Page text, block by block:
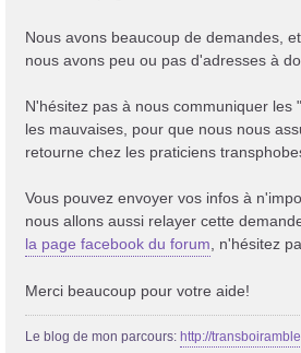
Nous avons beaucoup de demandes,
nous avons peu ou pas d'adresses à
N'hésitez pas à nous communiquer les
les mauvaises, pour que nous nous
retourne chez les praticiens
Vous pouvez envoyer vos infos à
nous allons aussi relayer cette
la page facebook du forum , n'hésitez
Merci beaucoup pour votre aide!
Le blog de mon parcours: http://